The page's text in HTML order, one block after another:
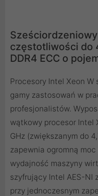
częstotliwości do
DDR4 ECC o
Procesory Intel Xeon
gamy zastosowań w
profesjonalistów.
wątkowy procesor Intel
GHz (zwiększanym do
zapewnia ogromną
wydajność maszyny
szyfrujący Intel AES-NI
przy jednoczesnym